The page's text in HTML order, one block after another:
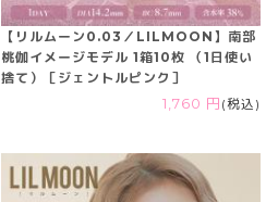
【リルムーン0.03／LILMOON】南部
桃伽イメージモデル 1箱10枚 （1日使い
捨て）［ジェントルピンク］
1,760 円 (税込)